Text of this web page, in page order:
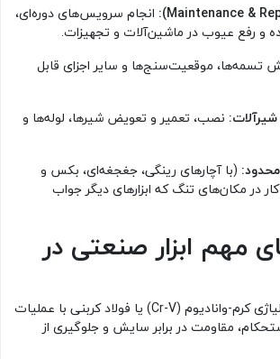
انجام سرویس‌های دوره‌ای،
و رفع عیوب در ماشین‌آلات و تجهیزات.
تسمه‌ها، موقعیت‌سنج‌ها و سایر اجزای قابل
نصب، تعمیر و تعویض شیرها، لوله‌ها و
(با آچارهای رینگی، جغجغه‌ای، بکس و
در مکان‌های تنگ که ابزارهای دیگر جواب
مهم ابزار صنعتی در
فولاد آلیاژی کرم-وانادیوم (Cr-V) یا فولاد کربنی با عملیات
مقاومت در برابر سایش و جلوگیری از